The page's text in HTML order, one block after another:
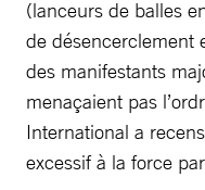
(lanceurs de balles
de désencerclement
des manifestants
menaçaient pas
International a
excessif à la force